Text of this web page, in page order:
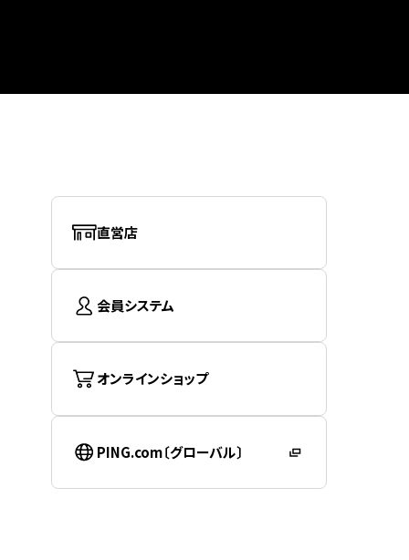
直営店
会員システム
オンラインショップ
PING.com〔グローバル〕